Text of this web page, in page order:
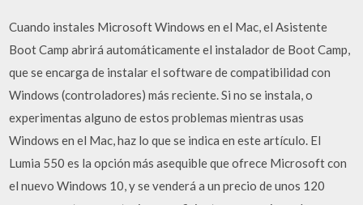
Cuando instales Microsoft Windows en el Mac, el Asistente
Boot Camp abrirá automáticamente el instalador de Boot Camp,
que se encarga de instalar el software de compatibilidad con
Windows (controladores) más reciente. Si no se instala, o
experimentas alguno de estos problemas mientras usas
Windows en el Mac, haz lo que se indica en este artículo. El
Lumia 550 es la opción más asequible que ofrece Microsoft con
el nuevo Windows 10, y se venderá a un precio de unos 120